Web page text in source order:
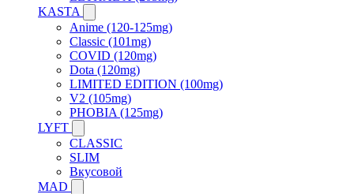
KASTA
Anime (120-125mg)
Classic (101mg)
COVID (120mg)
Dota (120mg)
LIMITED EDITION (100mg)
V2 (105mg)
PHOBIA (125mg)
LYFT
CLASSIC
SLIM
Вкусовой
MAD